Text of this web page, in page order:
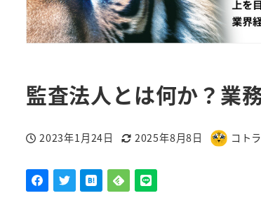
監査法人とは何か？業
投稿日
2023年1月24日
更新日
2025年8月8日
著
コト